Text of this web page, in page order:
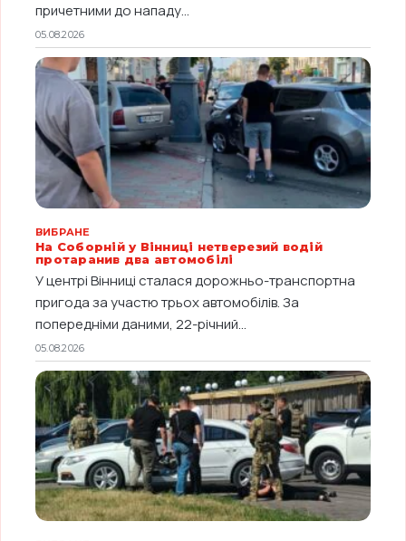
причетними до нападу...
05.08.2026
ВИБРАНЕ
На Соборній у Вінниці нетверезий водій
протаранив два автомобілі
У центрі Вінниці сталася дорожньо-транспортна
пригода за участю трьох автомобілів. За
попередніми даними, 22-річний...
05.08.2026